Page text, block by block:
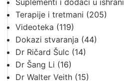
Suplementi i dodaci u ishrani
Terapije i tretmani (205)
Videoteka (119)
Dokazi stvaranja (44)
Dr Ričard Šulc (14)
Dr Šang Li (16)
Dr Walter Veith (15)